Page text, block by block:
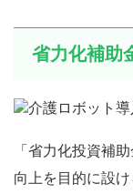
省力化補助
「省力化投資補
向上を目的に設